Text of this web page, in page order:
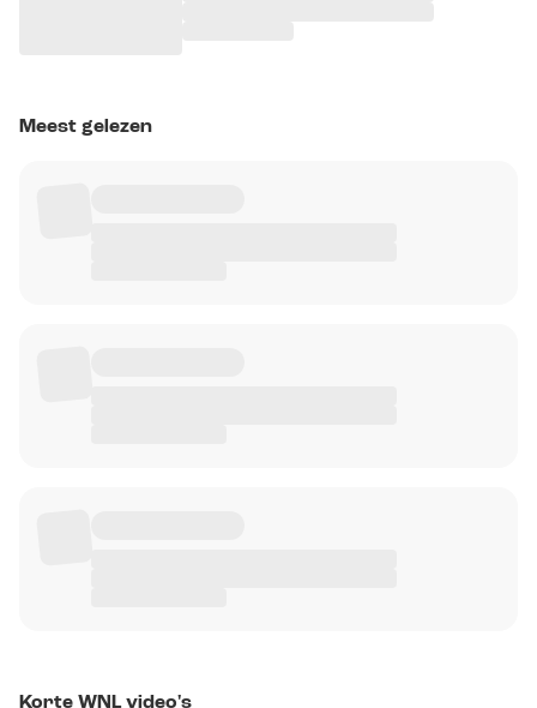
Meest gelezen
Korte WNL video's